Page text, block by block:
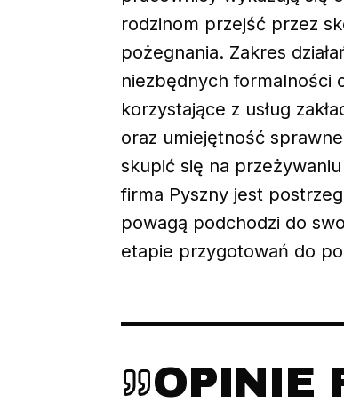
rodzinom przejść przez
pożegnania. Zakres
niezbędnych formalności
korzystające z usług
oraz umiejętność
skupić się na
firma Pyszny jest
powagą podchodzi do
etapie przygotowań do
OPINIE